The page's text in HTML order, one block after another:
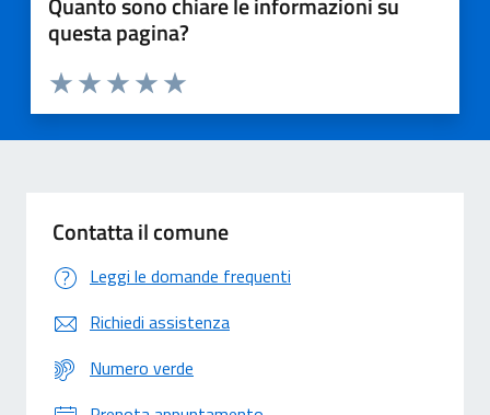
questa pagina?
Valuta 5 stelle su 5
Valuta 4 stelle su 5
Valuta 3 stelle su 5
Valuta 2 stelle su 5
Valuta 1 stelle su 5
Contatta il comune
Leggi le domande frequenti
Richiedi assistenza
Numero verde